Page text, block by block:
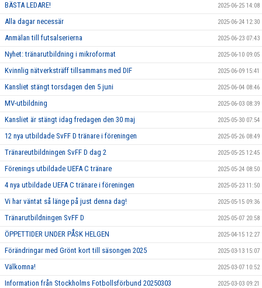
BÄSTA LEDARE! 2025-06-25 14:08
Alla dagar necessär 2025-06-24 12:30
Anmälan till futsalserierna 2025-06-23 07:43
Nyhet: tränarutbildning i mikroformat 2025-06-10 09:05
Kvinnlig nätverksträff tillsammans med DIF 2025-06-09 15:41
Kansliet stängt torsdagen den 5 juni 2025-06-04 08:46
MV-utbildning 2025-06-03 08:39
Kansliet är stängt idag fredagen den 30 maj 2025-05-30 07:54
12 nya utbildade SvFF D tränare i föreningen 2025-05-26 08:49
Tränareutbildningen SvFF D dag 2 2025-05-25 12:45
Förenings utbildade UEFA C tränare 2025-05-24 08:50
4 nya utbildade UEFA C tränare i föreningen 2025-05-23 11:50
Vi har väntat så länge på just denna dag! 2025-05-15 09:36
Tränarutbildningen SvFF D 2025-05-07 20:58
ÖPPETTIDER UNDER PÅSK HELGEN 2025-04-15 12:27
Förändringar med Grönt kort till säsongen 2025 2025-03-13 15:07
Välkomna! 2025-03-07 10:52
Information från Stockholms Fotbollsförbund 20250303 2025-03-03 09:21